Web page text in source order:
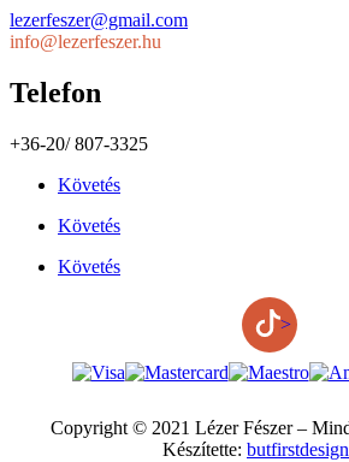
lezerfeszer@gmail.com
info@lezerfeszer.hu
Telefon
+36-20/ 807-3325
Követés
Követés
Követés
>
Copyright © 2021 Lézer Fészer –
Készítette: